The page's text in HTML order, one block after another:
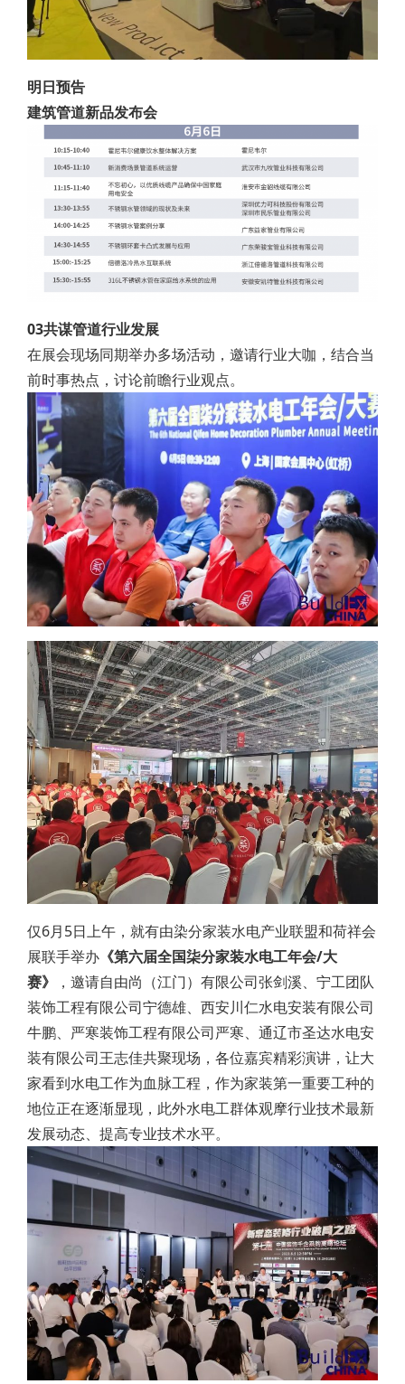
明日预告
建筑管道新品发布会
03共谋管道行业发展
在展会现场同期举办多场活动，邀请行业大咖，结合当
前时事热点，讨论前瞻行业观点。
仅6月5日上午，就有由染分家装水电产业联盟和荷祥会
展联手举办 《第六届全国柒分家装水电工年会/大
赛》
，邀请自由尚（江门）有限公司张剑溪、宁工团队
装饰工程有限公司宁德雄、西安川仁水电安装有限公司
牛鹏、严寒装饰工程有限公司严寒、通辽市圣达水电安
装有限公司王志佳共聚现场，各位嘉宾精彩演讲，让大
家看到水电工作为血脉工程，作为家装第一重要工种的
地位正在逐渐显现，此外水电工群体观摩行业技术最新
发展动态、提高专业技术水平。